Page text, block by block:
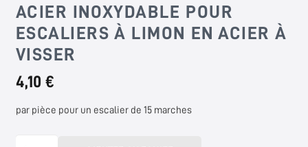
ACIER INOXYDABLE POUR
ESCALIERS À LIMON EN ACIER À
VISSER
4,10 €
par pièce pour un escalier de 15 marches